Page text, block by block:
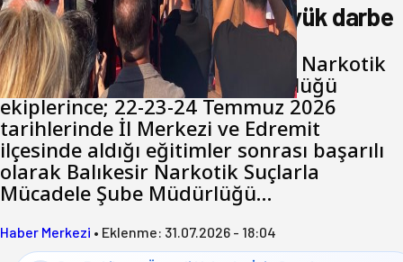
Balıkesir’de uyuşturucuya büyük darbe
Balıkesir İl Emniyet Müdürlüğü Narkotik
Suçlarla Mücadele Şube Müdürlüğü
ekiplerince; 22-23-24 Temmuz 2026
tarihlerinde İl Merkezi ve Edremit
ilçesinde aldığı eğitimler sonrası başarılı
olarak Balıkesir Narkotik Suçlarla
Mücadele Şube Müdürlüğü…
Haber Merkezi • Eklenme: 31.07.2026 - 18:04